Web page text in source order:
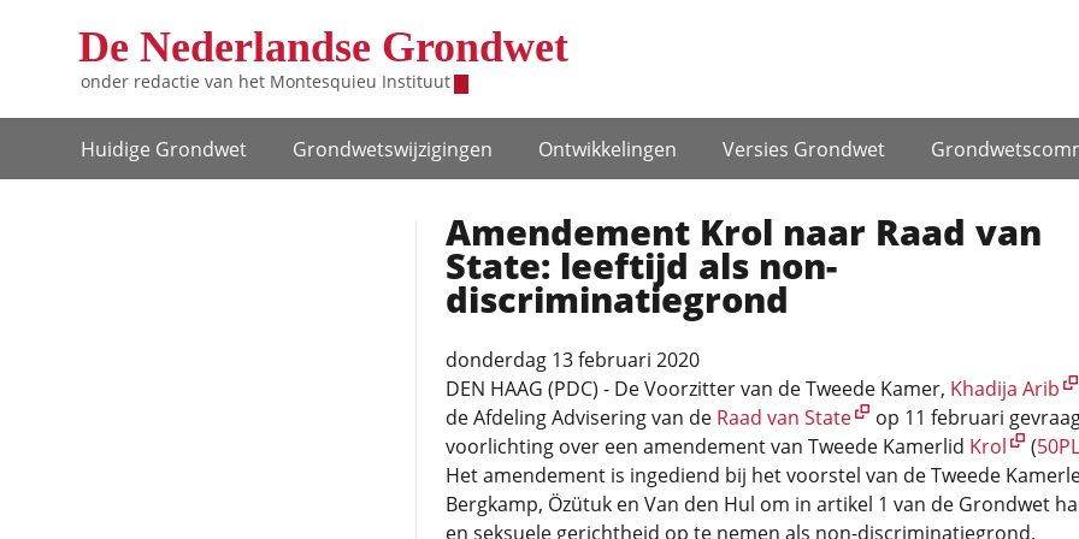
De Nederlandse Grondwet
onder redactie van het Montesquieu Instituut
Hoofdnavigatie
Huidige Grondwet Grondwets­wijzigingen Ontwikke­lingen Versies Grondwet
Amendement Krol naar Raad van
State: leeftijd als non-
discriminatiegrond
donderdag 13 februari 2020
DEN HAAG (PDC) - De Voorzitter van de Tweede Kamer, Khadija Arib
de Afdeling Advisering van de Raad van State
op 11 februari
voorlichting over een amendement van Tweede Kamerlid Krol (
Het amendement is ingediend bij het voorstel van de Tweede
Bergkamp, Özütuk en Van den Hul om in artikel 1 van de Grondwet
en seksuele gerichtheid op te nemen als non-discriminatiegrond.